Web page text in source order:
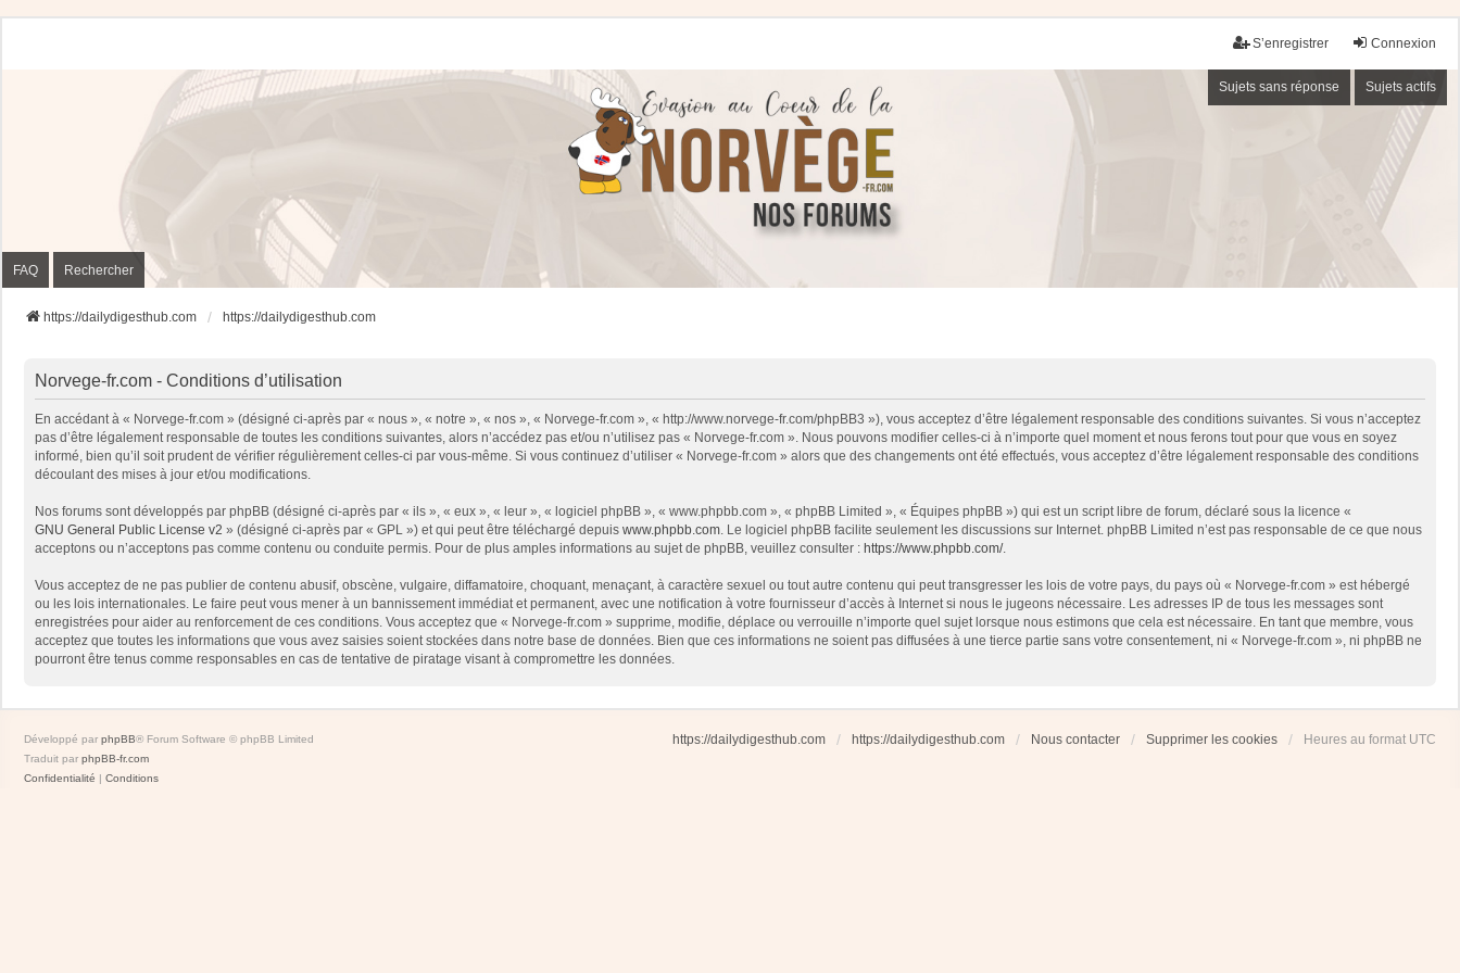
Connexion
S’enregistrer
Sujets sans réponse Sujets actifs
FAQ Rechercher
https://dailydigesthub.com https://dailydigesthub.com
Norvege-fr.com - Conditions d’utilisation
En accédant à « Norvege-fr.com » (désigné ci-après par « nous », « notre », « nos », « Norvege-fr.com », « http://www.norvege-fr.com/phpBB3 »), vous acceptez d’être légalement responsable des conditions suivantes. Si vous n’acceptez
pas d’être légalement responsable de toutes les conditions suivantes, alors n’accédez pas et/ou n’utilisez pas « Norvege-fr.com ». Nous pouvons modifier celles-ci à n’importe quel moment et nous ferons tout pour que vous en soyez
informé, bien qu’il soit prudent de vérifier régulièrement celles-ci par vous-même. Si vous continuez d’utiliser « Norvege-fr.com » alors que des changements ont été effectués, vous acceptez d’être légalement responsable des conditions
découlant des mises à jour et/ou modifications.
Nos forums sont développés par phpBB (désigné ci-après par « ils », « eux », « leur », « logiciel phpBB », « www.phpbb.com », « phpBB Limited », « Équipes phpBB ») qui est un script libre de forum, déclaré sous la licence «
GNU General Public License v2 » (désigné ci-après par « GPL ») et qui peut être téléchargé depuis www.phpbb.com. Le logiciel phpBB facilite seulement les discussions sur Internet. phpBB Limited n’est pas responsable de ce que nous
acceptons ou n’acceptons pas comme contenu ou conduite permis. Pour de plus amples informations au sujet de phpBB, veuillez consulter : https://www.phpbb.com/.
Vous acceptez de ne pas publier de contenu abusif, obscène, vulgaire, diffamatoire, choquant, menaçant, à caractère sexuel ou tout autre contenu qui peut transgresser les lois de votre pays, du pays où « Norvege-fr.com » est hébergé
ou les lois internationales. Le faire peut vous mener à un bannissement immédiat et permanent, avec une notification à votre fournisseur d’accès à Internet si nous le jugeons nécessaire. Les adresses IP de tous les messages sont
enregistrées pour aider au renforcement de ces conditions. Vous acceptez que « Norvege-fr.com » supprime, modifie, déplace ou verrouille n’importe quel sujet lorsque nous estimons que cela est nécessaire. En tant que membre, vous
acceptez que toutes les informations que vous avez saisies soient stockées dans notre base de données. Bien que ces informations ne soient pas diffusées à une tierce partie sans votre consentement, ni « Norvege-fr.com », ni phpBB ne
pourront être tenus comme responsables en cas de tentative de piratage visant à compromettre les données.
https://dailydigesthub.com https://dailydigesthub.com Nous contacter Supprimer les cookies Heures au format UTC
Développé par phpBB® Forum Software © phpBB Limited
Traduit par phpBB-fr.com
Confidentialité | Conditions